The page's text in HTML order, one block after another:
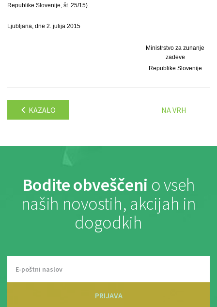
Republike Slovenije, št. 25/15).
Ljubljana, dne 2. julija 2015
Ministrstvo za zunanje
zadeve
Republike Slovenije
KAZALO NA VRH
Bodite obveščeni o vseh
naših novostih, akcijah in
dogodkih
PRIJAVA